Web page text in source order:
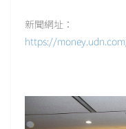
新聞網址：
https://